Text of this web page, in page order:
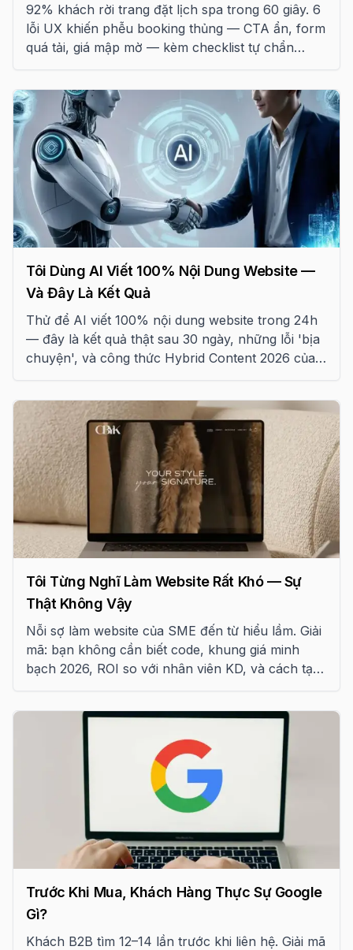
92% khách rời trang đặt lịch spa trong 60 giây. 6
lỗi UX khiến phễu booking thủng — CTA ẩn, form
quá tải, giá mập mờ — kèm checklist tự chẩn
Tôi Dùng AI Viết 100% Nội Dung Website —
Và Đây Là Kết Quả
Thử để AI viết 100% nội dung website trong 24h
— đây là kết quả thật sau 30 ngày, những lỗi 'bịa
chuyện', và công thức Hybrid Content 2026 của
Tôi Từng Nghĩ Làm Website Rất Khó — Sự
Thật Không Vậy
Nỗi sợ làm website của SME đến từ hiểu lầm. Giải
mã: bạn không cần biết code, khung giá minh
bạch 2026, ROI so với nhân viên KD, và cách tạo
Trước Khi Mua, Khách Hàng Thực Sự Google
Gì?
Khách B2B tìm 12–14 lần trước khi liên hệ. Giải mã